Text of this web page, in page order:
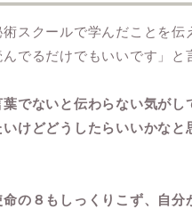
術スクールで学んだことを伝
んでるだけでもいいです」と
葉でないと伝わらない気がし
いけどどうしたらいいかなと
命の８もしっくりこず、自分